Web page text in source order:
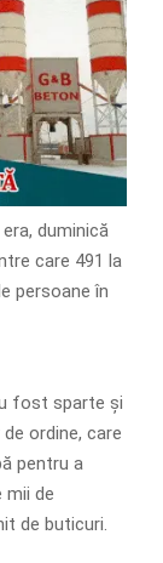
duminică
care 491 la
persoane în
fost sparte și
ordine, care
pentru a
mii de
de buticuri.